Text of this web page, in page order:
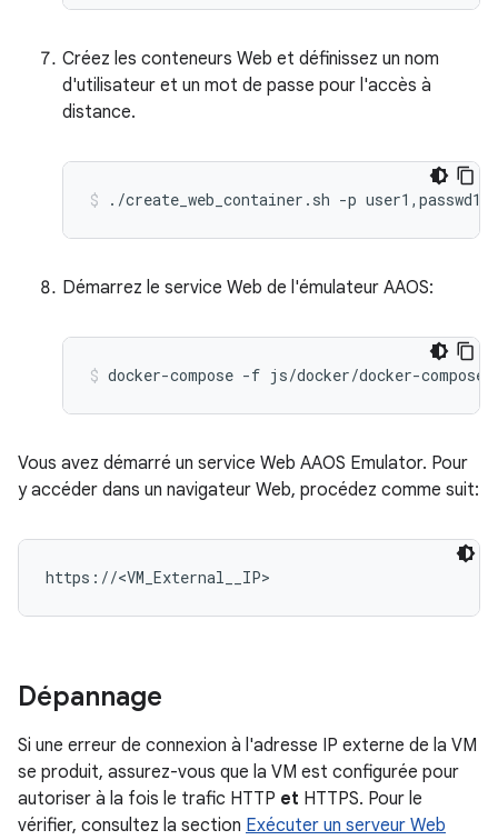
Créez les conteneurs Web et définissez un nom
d'utilisateur et un mot de passe pour l'accès à
distance.
Démarrez le service Web de l'émulateur AAOS:
Vous avez démarré un service Web AAOS Emulator. Pour
y accéder dans un navigateur Web, procédez comme suit:
Dépannage
Si une erreur de connexion à l'adresse IP externe de la VM
se produit, assurez-vous que la VM est configurée pour
autoriser à la fois le trafic HTTP et HTTPS. Pour le
vérifier, consultez la section Exécuter un serveur Web